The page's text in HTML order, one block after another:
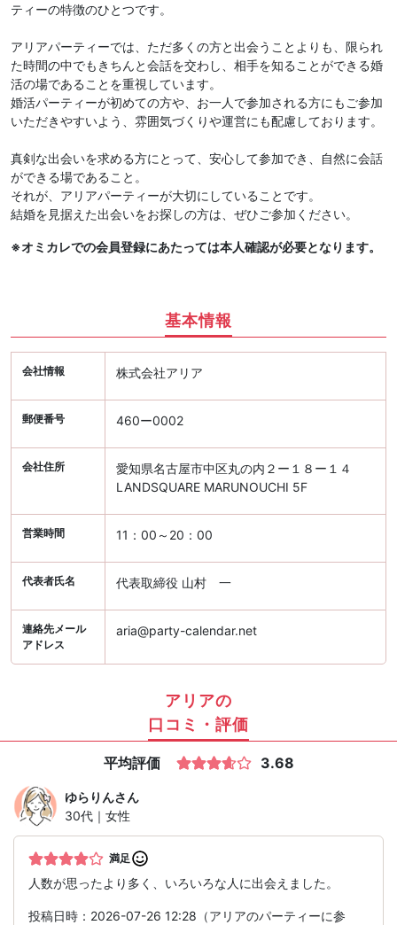
ティーの特徴のひとつです。
アリアパーティーでは、ただ多くの方と出会うことよりも、限られ
た時間の中でもきちんと会話を交わし、相手を知ることができる婚
活の場であることを重視しています。
婚活パーティーが初めての方や、お一人で参加される方にもご参加
いただきやすいよう、雰囲気づくりや運営にも配慮しております。
真剣な出会いを求める方にとって、安心して参加でき、自然に会話
ができる場であること。
それが、アリアパーティーが大切にしていることです。
結婚を見据えた出会いをお探しの方は、ぜひご参加ください。
※オミカレでの会員登録にあたっては本人確認が必要となります。
基本情報
会社情報 株式会社アリア
郵便番号 460ー0002
会社住所
愛知県名古屋市中区丸の内２ー１８ー１４
LANDSQUARE MARUNOUCHI 5F
営業時間 11：00～20：00
代表者氏名 代表取締役 山村 一
連絡先メール
アドレス
aria@party-calendar.net
アリアの
口コミ・評価
平均評価 3.68
ゆらりんさん
30代｜女性
満足
人数が思ったより多く、いろいろな人に出会えました。
投稿日時：2026-07-26 12:28（アリアのパーティーに参